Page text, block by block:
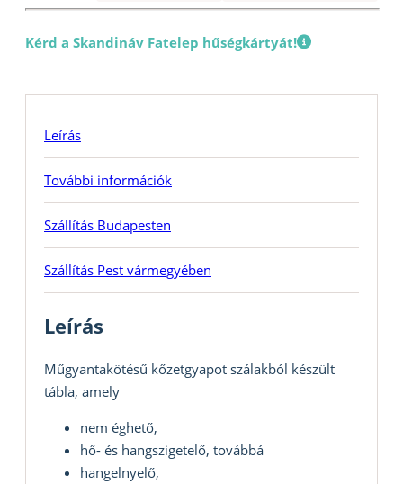
Kérd a Skandináv Fatelep hűségkártyát!
Leírás
További információk
Szállítás Budapesten
Szállítás Pest vármegyében
Leírás
Műgyantakötésű kőzetgyapot szálakból készült
tábla, amely
nem éghető,
hő- és hangszigetelő, továbbá
hangelnyelő,